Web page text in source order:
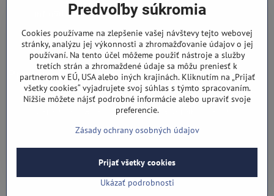
info​@lazuli​.sk
Lazuli s​.r​.o​.
Predajňa
Nové Zámky, Pri gymnáziu 6
(slepá ulica), v tesnej blízkosti centra mesta, parkovanie v ulici
©2026Copyright
Predvoľby súkromiaZásady ochrany osobných údajov
Vytvorené pomocou:BiznisWeb.sk
Predvoľby súkromia
Cookies používame na zlepšenie vašej návštevy tejto webovej
stránky, analýzu jej výkonnosti a zhromažďovanie údajov o jej
používaní. Na tento účel môžeme použiť nástroje a služby
tretích strán a zhromaždené údaje sa môžu preniesť k
partnerom v EÚ, USA alebo iných krajinách. Kliknutím na „Prijať
všetky cookies“ vyjadrujete svoj súhlas s týmto spracovaním.
Nižšie môžete nájsť podrobné informácie alebo upraviť svoje
preferencie.
Zásady ochrany osobných údajov
Ukázať podrobnosti
Prijať všetky cookies